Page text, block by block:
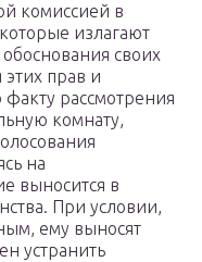
комиссией в
излагают
своих
прав и
рассмотрения
комнату,
на
выносится в
При условии,
ему выносят
устранить